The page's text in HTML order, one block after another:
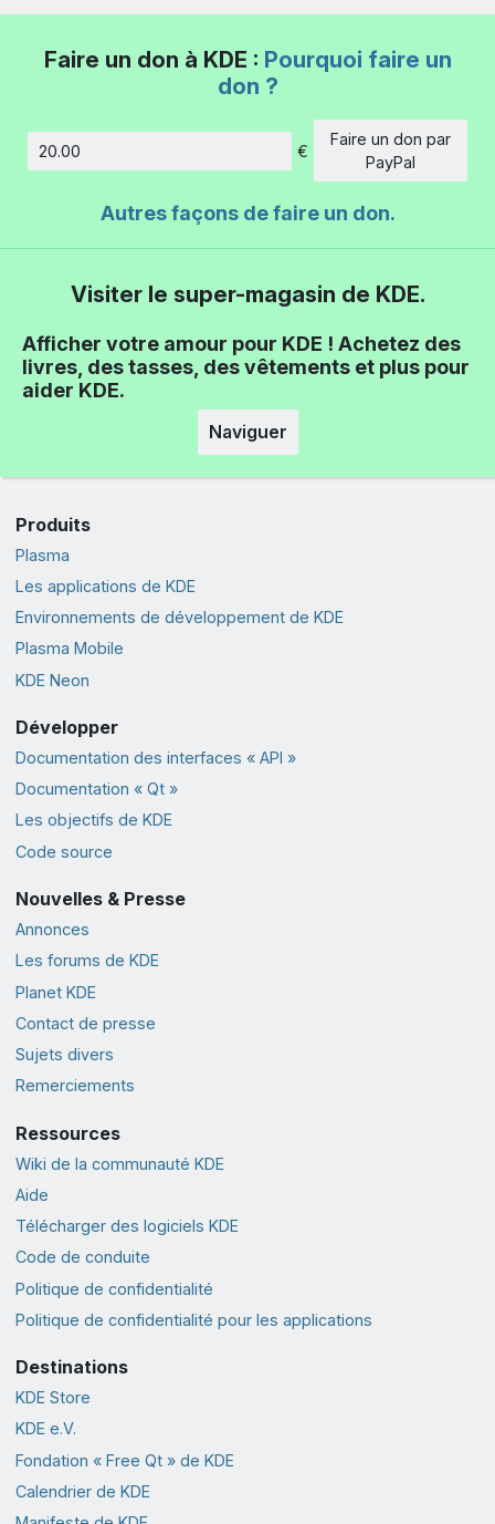
Faire un don à KDE : Pourquoi faire un
don ?
Montant
€
Faire un don par
PayPal
Autres façons de faire un don.
Visiter le super-magasin de KDE.
Afficher votre amour pour KDE ! Achetez des
livres, des tasses, des vêtements et plus pour
aider KDE.
Naviguer
Produits
Plasma
Les applications de KDE
Environnements de développement de KDE
Plasma Mobile
KDE Neon
Développer
Documentation des interfaces « API »
Documentation « Qt »
Les objectifs de KDE
Code source
Nouvelles & Presse
Annonces
Les forums de KDE
Planet KDE
Contact de presse
Sujets divers
Remerciements
Ressources
Wiki de la communauté KDE
Aide
Télécharger des logiciels KDE
Code de conduite
Politique de confidentialité
Politique de confidentialité pour les applications
Destinations
KDE Store
KDE e.V.
Fondation « Free Qt » de KDE
Calendrier de KDE